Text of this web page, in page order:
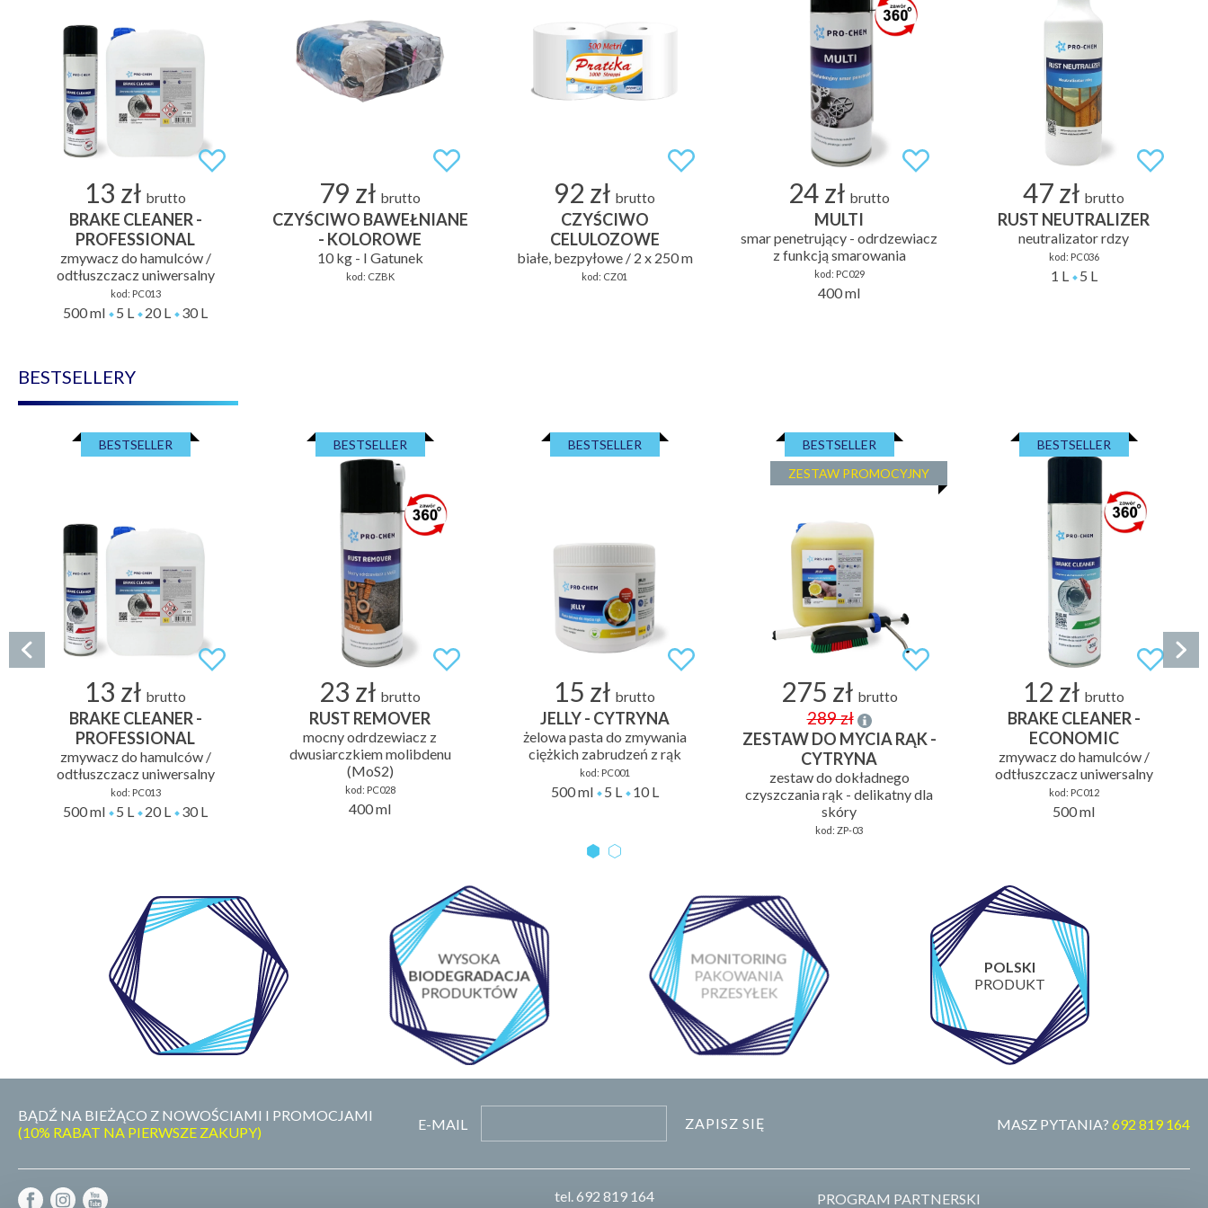
13 zł brutto
BRAKE CLEANER -
PROFESSIONAL
zmywacz do hamulców /
odtłuszczacz uniwersalny
kod: PC013
500 ml 5 L 20 L 30 L
79 zł brutto
CZYŚCIWO BAWEŁNIANE
- KOLOROWE
10 kg - I Gatunek
kod: CZBK
92 zł brutto
CZYŚCIWO
CELULOZOWE
białe, bezpyłowe / 2 x 250 m
kod: CZ01
24 zł brutto
MULTI
smar penetrujący - odrdzewiacz
z funkcją smarowania
kod: PC029
400 ml
47 zł brutto
RUST NEUTRALIZER
neutralizator rdzy
kod: PC036
1 L 5 L
BESTSELLERY
BESTSELLER
13 zł brutto
BRAKE CLEANER -
PROFESSIONAL
zmywacz do hamulców /
odtłuszczacz uniwersalny
kod: PC013
500 ml 5 L 20 L 30 L
BESTSELLER
23 zł brutto
RUST REMOVER
mocny odrdzewiacz z
dwusiarczkiem molibdenu
(MoS2)
kod: PC028
400 ml
BESTSELLER
15 zł brutto
JELLY - CYTRYNA
żelowa pasta do zmywania
ciężkich zabrudzeń z rąk
kod: PC001
500 ml 5 L 10 L
ZESTAW PROMOCYJNY
BESTSELLER
275 zł brutto
289 zł
ZESTAW DO MYCIA RĄK -
CYTRYNA
zestaw do dokładnego
czyszczania rąk - delikatny dla
skóry
kod: ZP-03
BESTSELLER
12 zł brutto
BRAKE CLEANER -
ECONOMIC
zmywacz do hamulców /
odtłuszczacz uniwersalny
kod: PC012
500 ml
WYSOKA
BIODEGRADACJA
PRODUKTÓW
MONITORING
PAKOWANIA
PRZESYŁEK
POLSKI
PRODUKT
BĄDŹ NA BIEŻĄCO Z NOWOŚCIAMI I PROMOCJAMI
(10% RABAT NA PIERWSZE ZAKUPY)
E-MAIL ZAPISZ SIĘ MASZ PYTANIA? 692 819 164
tel.692 819 164
PROGRAM PARTNERSKI